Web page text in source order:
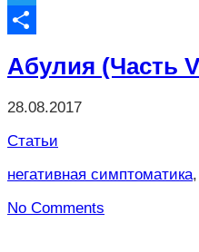
Twitter
Абулия (Часть
28.08.2017
Статьи
негативная симптоматика,
No Comments